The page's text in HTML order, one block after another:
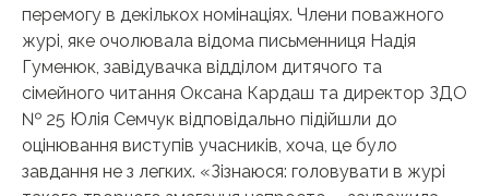
перемогу в декількох номінаціях. Члени поважного
журі, яке очолювала відома письменниця Надія
Гуменюк, завідувачка відділом дитячого та
сімейного читання Оксана Кардаш та директор ЗДО
№ 25 Юлія Семчук відповідально підійшли до
оцінювання виступів учасників, хоча, це було
завдання не з легких. «Зізнаюся: головувати в журі